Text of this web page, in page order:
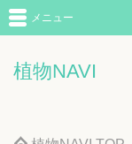
植物NAVI
メニュー